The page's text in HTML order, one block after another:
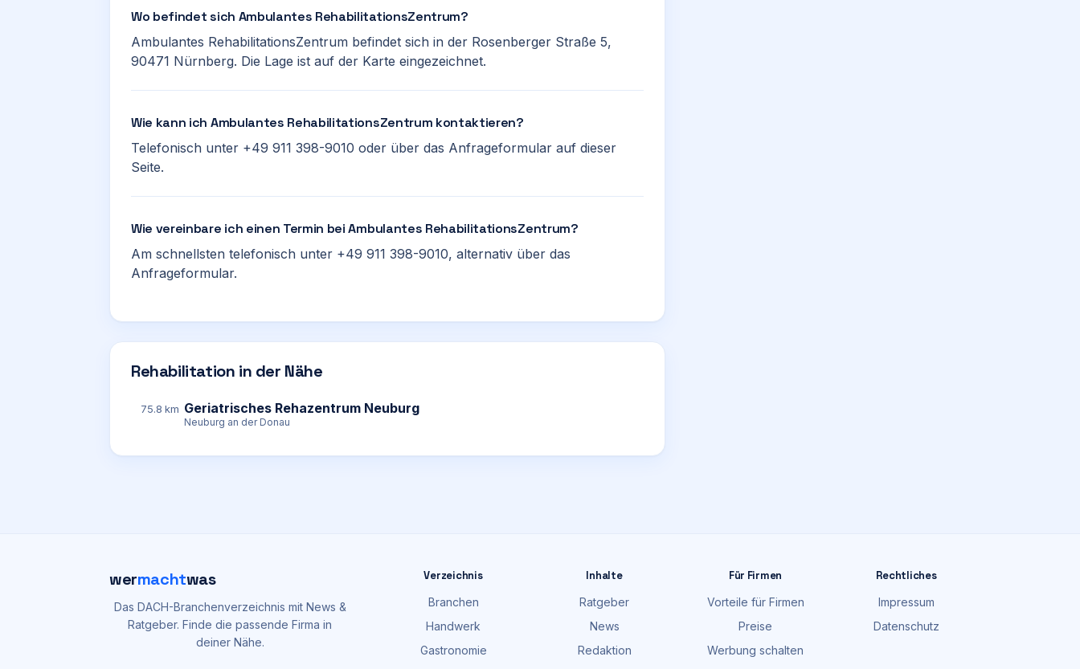
Wo befindet sich Ambulantes RehabilitationsZentrum?
Ambulantes RehabilitationsZentrum befindet sich in der Rosenberger Straße 5,
90471 Nürnberg. Die Lage ist auf der Karte eingezeichnet.
Wie kann ich Ambulantes RehabilitationsZentrum kontaktieren?
Telefonisch unter +49 911 398-9010 oder über das Anfrageformular auf dieser
Seite.
Wie vereinbare ich einen Termin bei Ambulantes RehabilitationsZentrum?
Am schnellsten telefonisch unter +49 911 398-9010, alternativ über das
Anfrageformular.
Rehabilitation in der Nähe
75.8 km Geriatrisches Rehazentrum Neuburg
Neuburg an der Donau
wermachtwas
Das DACH-Branchenverzeichnis mit News &
Ratgeber. Finde die passende Firma in
deiner Nähe.
Verzeichnis
Branchen
Handwerk
Gastronomie
Inhalte
Ratgeber
News
Redaktion
Für Firmen
Vorteile für Firmen
Preise
Werbung schalten
Rechtliches
Impressum
Datenschutz